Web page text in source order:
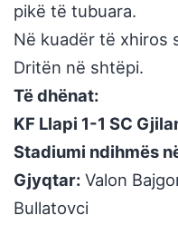
pikë të tubuara.
Në kuadër të xhiros
Dritën në shtëpi.
Të dhënat:
KF Llapi 1-1 SC
Stadiumi ndihmës
Gjyqtar: Valon
Bullatovci